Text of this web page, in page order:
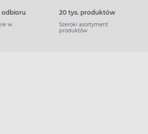
odbioru
w
20 tys. produktów
Szeroki asortyment
produktów